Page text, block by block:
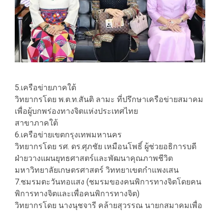
5.เครือข่ายภาคใต้
วิทยากรโดย พ.ต.ท.สันติ ลามะ ที่ปรึกษาเครือข่ายสมาคม
เพื่อผู้บกพร่องทางจิตแห่งประเทศไทย
สาขาภาคใต้
6.เครือข่ายเขตกรุงเทพมหานคร
วิทยากรโดย รศ. ดร.ศุภชัย เหมือนโพธิ์ ผู้ช่วยอธิการบดี
ฝ่ายวางแผนยุทธศาสตร์และพัฒนาคุณภาพชีวิต
มหาวิทยาลัยเกษตรศาสตร์ วิททยาเขตกำแพงเสน
7.ชมรมตะวันทอแสง (ชมรมของคนพิการทางจิตโดยคน
พิการทางจิตและเพื่อคนพิการทางจิต)
วิทยากรโดย นางนุชจารี คล้ายสุวรรณ นายกสมาคมเพื่อ